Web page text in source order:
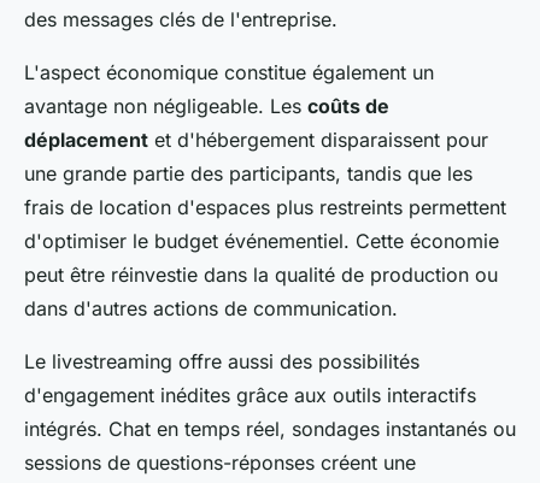
des messages clés de l'entreprise.
L'aspect économique constitue également un
avantage non négligeable. Les coûts de
déplacement et d'hébergement disparaissent pour
une grande partie des participants, tandis que les
frais de location d'espaces plus restreints permettent
d'optimiser le budget événementiel. Cette économie
peut être réinvestie dans la qualité de production ou
dans d'autres actions de communication.
Le livestreaming offre aussi des possibilités
d'engagement inédites grâce aux outils interactifs
intégrés. Chat en temps réel, sondages instantanés ou
sessions de questions-réponses créent une